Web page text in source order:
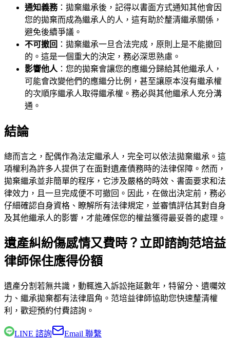
通知義務：拋棄繼承後，記得以書面方式通知其他會因
您的拋棄而成為繼承人的人，這有助於釐清繼承關係，
避免後續爭議。
不可撤回 ：拋棄繼承一旦合法完成，原則上是不能撤回
的。這是一個重大的決定，務必深思熟慮。
影響他人 ：您的拋棄會讓您的應繼分歸給其他繼承人，
可能會改變他們的應繼分比例，甚至讓原本沒有繼承權
的次順序繼承人取得繼承權。務必與其他繼承人充分溝
通。
結論
總而言之，配偶作為法定繼承人，完全可以依法拋棄繼承。這
項權利為許多人提供了在面對遺產債務時的法律保障。然而，
拋棄繼承並非簡單的程序，它涉及嚴格的時效、書面要求和法
律效力，且一旦完成便不可撤回。因此，在做出決定前，務必
仔細確認自身資格、瞭解所有法律規定，並審慎評估其對自身
及其他繼承人的影響，才能確保您的權益獲得最妥善的處理。
遺產糾紛傷感情又費時？立即諮詢范培益
律師保住應得份額
遺產分割若無共識，動輒進入訴訟拖延數年，特留分、遺囑效
力、繼承拋棄都有法律眉角。 范培益律師協助您快速釐清權
利，歡迎預約付費諮詢。
LINE 諮詢 Email 聯繫